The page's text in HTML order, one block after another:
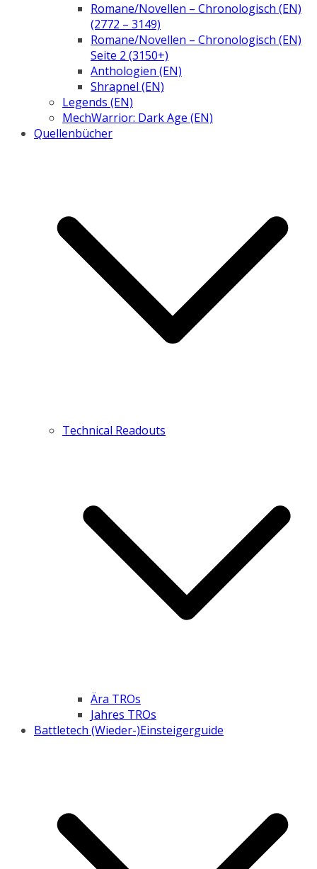
Romane/Novellen – Chronologisch (EN)
(2772 – 3149)
Romane/Novellen – Chronologisch (EN)
Seite 2 (3150+)
Anthologien (EN)
Shrapnel (EN)
Legends (EN)
MechWarrior: Dark Age (EN)
Quellenbücher
Technical Readouts
Ära TROs
Jahres TROs
Battletech (Wieder-)Einsteigerguide